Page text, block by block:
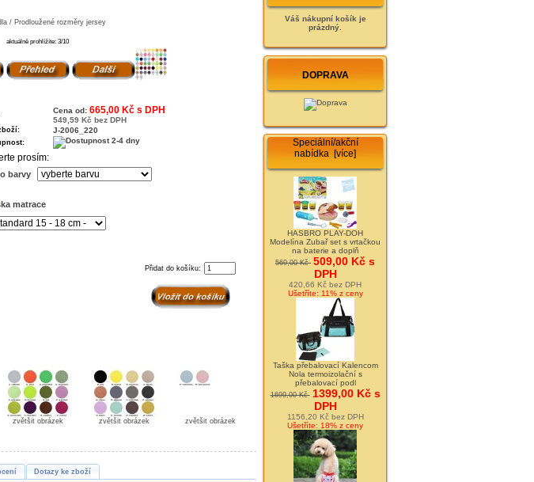
/ Prodloužené rozměry jersey
aktuálně prohlížíte: 3/10
Cena od:665,00 Kč s DPH
549,59 Kč bez DPH
J-2006_220
prosím:
barvy
matrace
Přidat do košíku:
zvětšit obrázek zvětšit obrázek zvětšit obrázek
Dotazy ke zboží
Váš nákupní košík je
prázdný.
DOPRAVA
Speciální/akční
nabídka [více]
HASBRO PLAY-DOH
Modelína Zubař set s vrtačkou
na baterie a doplň
569,00 Kč 509,00 Kč s
DPH
420,66 Kč bez DPH
Ušetříte: 11% z ceny
Taška přebalovací Kalencom
Nola termoizolační s
přebalovací podl
1699,00 Kč 1399,00 Kč s
DPH
1156,20 Kč bez DPH
Ušetříte: 18% z ceny